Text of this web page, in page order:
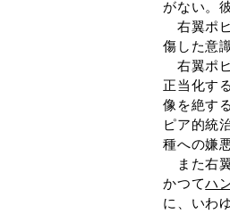
がない。
右翼ポ
傷した意
右翼ポ
正当化す
像を絶す
ピア的統
種への嫌
また右
かつてハ
に、いわ